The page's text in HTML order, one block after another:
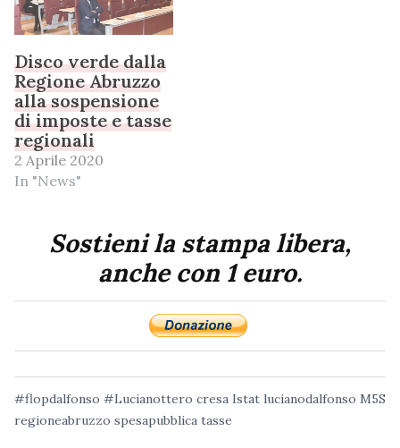
Disco verde dalla
Regione Abruzzo
alla sospensione
di imposte e tasse
regionali
2 Aprile 2020
In "News"
Sostieni la stampa libera,
anche con 1 euro.
#flopdalfonso #‎Lucianottero cresa Istat lucianodalfonso M5S
regioneabruzzo spesapubblica tasse